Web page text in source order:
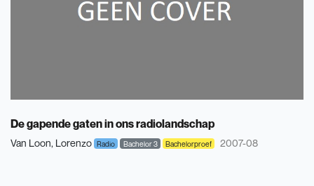
De gapende gaten in ons radiolandschap
Van Loon, Lorenzo Radio Bachelor 3 Bachelorproef 2007-08